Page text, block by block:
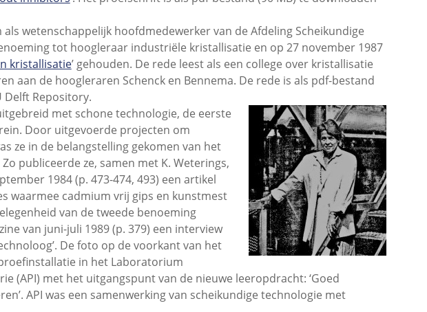
wetenschappelijk hoofdmedewerker van de Afdeling Scheikundige
tot hoogleraar industriële kristallisatie en op 27 november 1987
kristallisatie’ gehouden. De rede leest als een college over kristallisatie
aan de hoogleraren Schenck en Bennema. De rede is als pdf-bestand
Delft Repository.
met schone technologie, de eerste
Door uitgevoerde projecten om
ze in de belangstelling gekomen van het
publiceerde ze, samen met K. Weterings,
1984 (p. 473-474, 493) een artikel
waarmee cadmium vrij gips en kunstmest
van de tweede benoeming
van juni-juli 1989 (p. 379) een interview
De foto op de voorkant van het
in het Laboratorium
(API) met het uitgangspunt van de nieuwe leeropdracht: ‘Goed
API was een samenwerking van scheikundige technologie met